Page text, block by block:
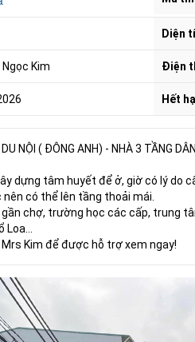
Diện
Ngọc Kim Điện
Hết
NỘI ( ĐÔNG ANH) - NHÀ 3 TẦNG
dựng tâm huyết để ở, giờ có lý do
có thể lên tầng thoải mái.
gần chợ, trường học các cấp, trung
Mrs Kim để được hỗ trợ xem ngay!